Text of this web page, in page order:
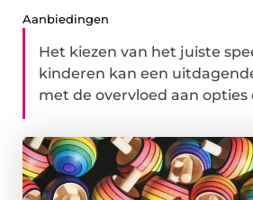
Aanbiedingen
Het kiezen van het juiste
kinderen kan een
met de overvloed aan opties